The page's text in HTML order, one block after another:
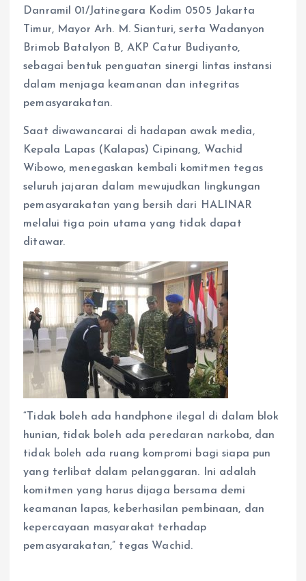
Danramil 01/Jatinegara Kodim 0505 Jakarta
Timur, Mayor Arh. M. Sianturi, serta Wadanyon
Brimob Batalyon B, AKP Catur Budiyanto,
sebagai bentuk penguatan sinergi lintas instansi
dalam menjaga keamanan dan integritas
pemasyarakatan.
Saat diwawancarai di hadapan awak media,
Kepala Lapas (Kalapas) Cipinang, Wachid
Wibowo, menegaskan kembali komitmen tegas
seluruh jajaran dalam mewujudkan lingkungan
pemasyarakatan yang bersih dari HALINAR
melalui tiga poin utama yang tidak dapat
ditawar.
“Tidak boleh ada handphone ilegal di dalam blok
hunian, tidak boleh ada peredaran narkoba, dan
tidak boleh ada ruang kompromi bagi siapa pun
yang terlibat dalam pelanggaran. Ini adalah
komitmen yang harus dijaga bersama demi
keamanan lapas, keberhasilan pembinaan, dan
kepercayaan masyarakat terhadap
pemasyarakatan,” tegas Wachid.